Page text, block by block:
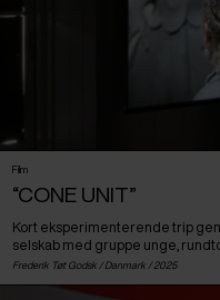
Film
“CONE UNIT”
Kort eksperimenterende trip
selskab med gruppe unge,
Frederik Tøt Godsk / Danmark / 2025